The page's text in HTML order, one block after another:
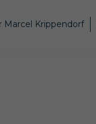
Marcel Krippendorf